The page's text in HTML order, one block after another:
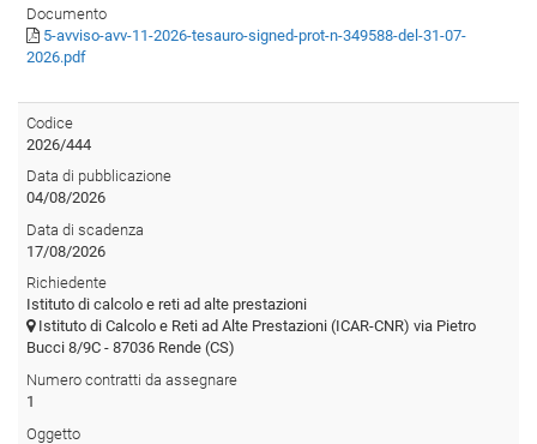
Documento
5-avviso-avv-11-2026-tesauro-signed-prot-n-349588-del-31-07-
2026.pdf
Codice
2026/444
Data di pubblicazione
04/08/2026
Data di scadenza
17/08/2026
Richiedente
Istituto di calcolo e reti ad alte prestazioni
Istituto di Calcolo e Reti ad Alte Prestazioni (ICAR-CNR) via Pietro
Bucci 8/9C - 87036 Rende (CS)
Numero contratti da assegnare
1
Oggetto